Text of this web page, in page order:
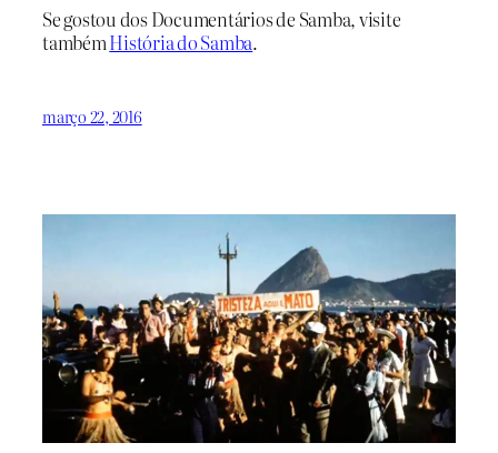
Se gostou dos Documentários de Samba, visite
tambémHistória do Samba.
março 22, 2016